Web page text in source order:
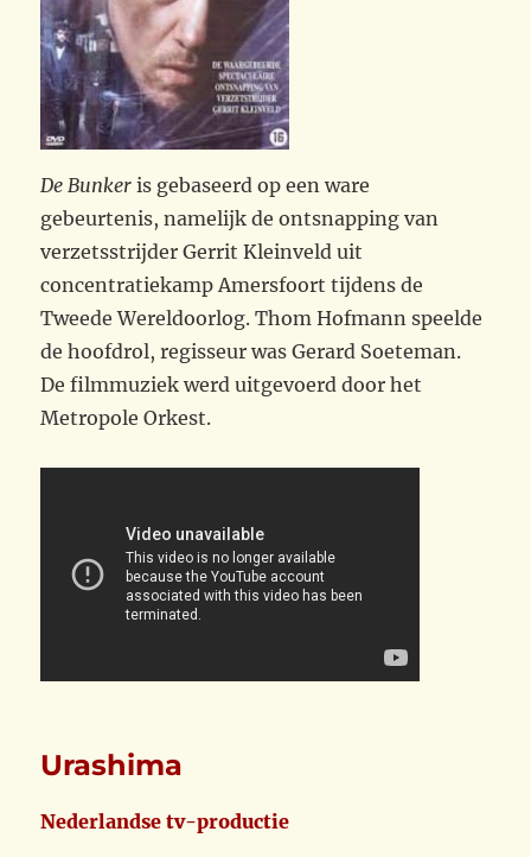
De Bunker is gebaseerd op een ware
gebeurtenis, namelijk de ontsnapping van
verzetsstrijder Gerrit Kleinveld uit
concentratiekamp Amersfoort tijdens de
Tweede Wereldoorlog. Thom Hofmann speelde
de hoofdrol, regisseur was Gerard Soeteman.
De filmmuziek werd uitgevoerd door het
Metropole Orkest.
Urashima
Nederlandse tv-productie